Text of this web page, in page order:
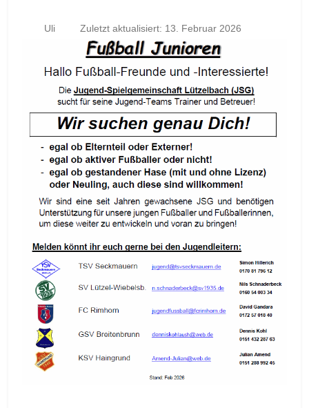
Uli Zuletzt aktualisiert: 13. Februar 2026